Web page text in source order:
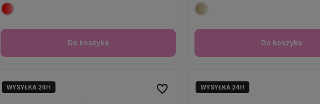
Do koszyka Do koszyka
WYSYŁKA 24H Do ulubionychWYSYŁKA 24H